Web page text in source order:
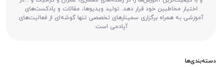
اختیار مخاطبین خود قرار دهد. تولید ویدیوها، مقالات و پادکست‌های
آموزشی به همراه برگزاری سمینارهای تخصصی تنها گوشه‌ای از فعالیت‌های
آپادمی است.
دسته‌بندی‌ها